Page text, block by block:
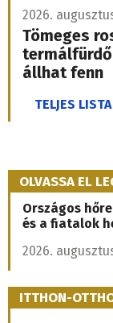
2026.
Tömeges
állhat fenn
TELJES LISTA
OLVASSA EL
Országos
és a fiatalok
2026.
ITTHON-